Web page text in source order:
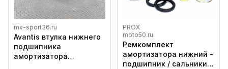
mx-sport36.ru
Avantis втулка нижнего
подшипника
амортизатора
PROX
moto50.ru
Ремкомплект
амортизатора нижний -
подшипник / сальники /